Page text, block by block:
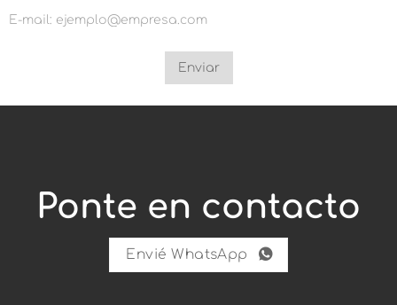
c
í
b
a
e
c
b
i
Enviar
Ponte en contacto
Envié WhatsApp